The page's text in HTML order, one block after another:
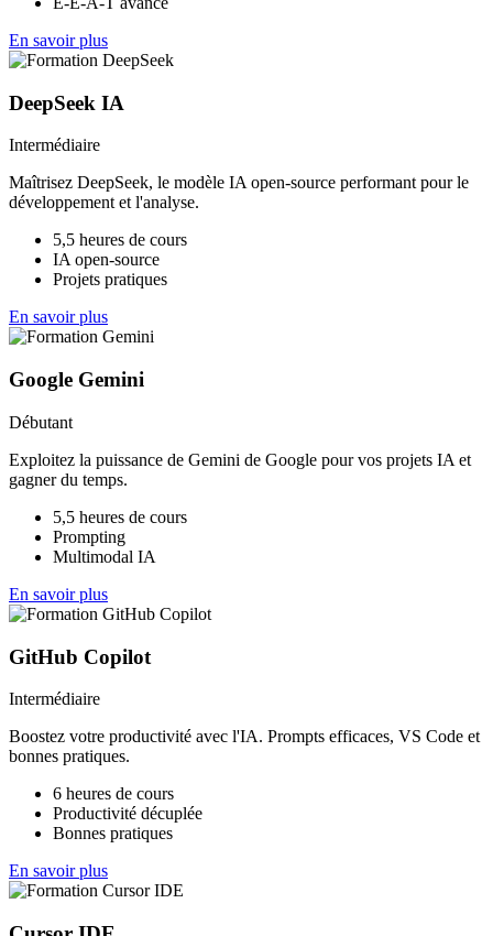
En savoir plus
DeepSeek IA
Intermédiaire
Maîtrisez DeepSeek, le modèle IA open-source performant pour le
développement et l'analyse.
5,5 heures de cours
IA open-source
Projets pratiques
En savoir plus
Google Gemini
Débutant
Exploitez la puissance de Gemini de Google pour vos projets IA et
gagner du temps.
5,5 heures de cours
Prompting
Multimodal IA
En savoir plus
GitHub Copilot
Intermédiaire
Boostez votre productivité avec l'IA. Prompts efficaces, VS Code et
bonnes pratiques.
6 heures de cours
Productivité décuplée
Bonnes pratiques
En savoir plus